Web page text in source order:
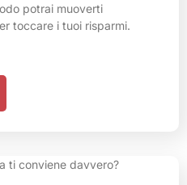
potrai muoverti
toccare i tuoi risparmi.